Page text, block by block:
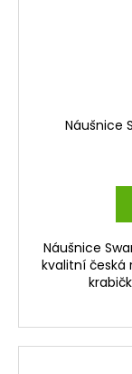
Náušnice
Náušnice
kvalitní česká